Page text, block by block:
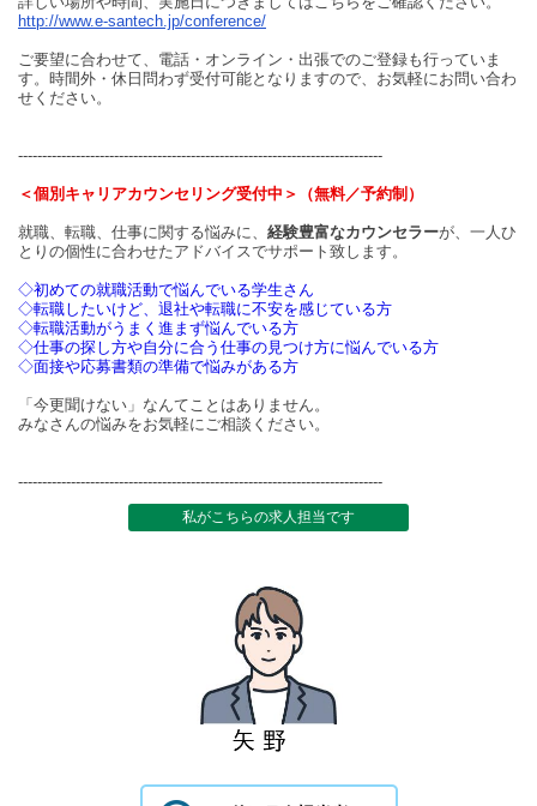
http://www.e-santech.jp/conference/
ご要望に合わせて、電話・オンライン・出張でのご登録も行っていま
す。時間外・休日問わず受付可能となりますので、お気軽にお問い合わ
せください。
----------------------------------------------------------------------------
＜個別キャリアカウンセリング受付中＞（無料／予約制）
就職、転職、仕事に関する悩みに、 経験豊富なカウンセラーが、一人ひ
とりの個性に合わせたアドバイスでサポート致します。
◇初めての就職活動で悩んでいる学生さん
◇転職したいけど、退社や転職に不安を感じている方
◇転職活動がうまく進まず悩んでいる方
◇仕事の探し方や自分に合う仕事の見つけ方に悩んでいる方
◇面接や応募書類の準備で悩みがある方
「今更聞けない」なんてことはありません。
みなさんの悩みをお気軽にご相談ください。
----------------------------------------------------------------------------
私がこちらの求人担当です